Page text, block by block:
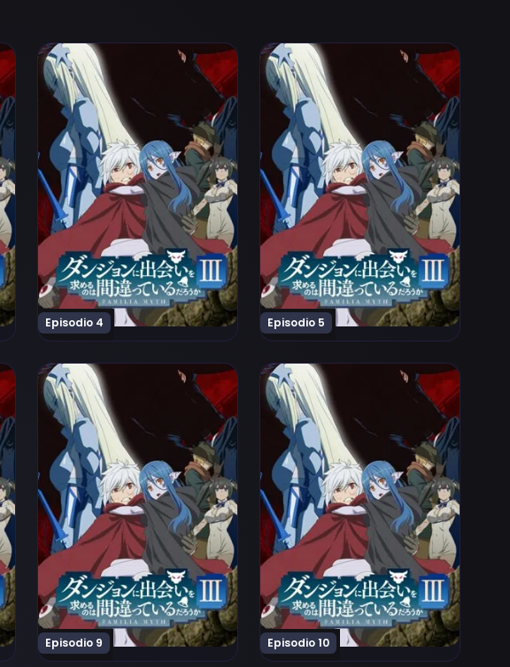
ka III Episodio 2
no wa Machigatteiru Darou ka III Episodio 3
Episodio 4
Ver Dungeon ni Deai wo Motomeru no wa Machigatteiru Darou ka III
Episodio 5
Ver Dungeon ni Deai wo Motomeru
ka III Episodio 7
no wa Machigatteiru Darou ka III Episodio 8
Episodio 9
Ver Dungeon ni Deai wo Motomeru no wa Machigatteiru Darou ka III
Episodio 10
Ver Dungeon ni Deai wo Motomeru